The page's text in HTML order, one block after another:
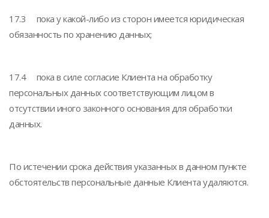
17.3 пока у какой-либо из сторон имеется юридическая
обязанность по хранению данных;
17.4 пока в силе согласие Клиента на обработку
персональных данных соответствующим лицом в
отсутствии иного законного основания для обработки
данных.
По истечении срока действия указанных в данном пункте
обстоятельств персональные данные Клиента удаляются.